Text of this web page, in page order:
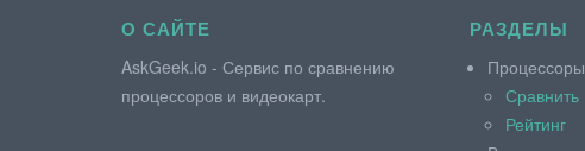
О САЙТЕ
AskGeek.io - Сервис по сравнению
процессоров и видеокарт.
РАЗДЕЛЫ
Процессоры
Сравнить
Рейтинг